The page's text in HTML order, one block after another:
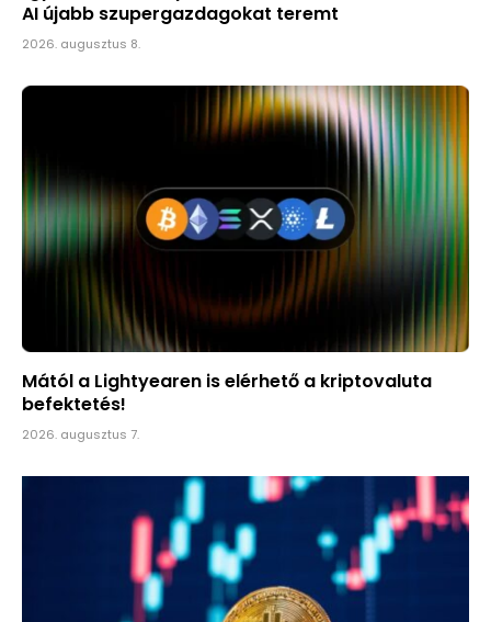
AI újabb szupergazdagokat teremt
2026. augusztus 8.
Mától a Lightyearen is elérhető a kriptovaluta
befektetés!
2026. augusztus 7.